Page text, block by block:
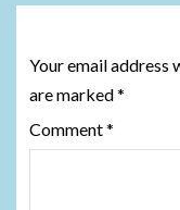
Your email address
are marked*
Comment*